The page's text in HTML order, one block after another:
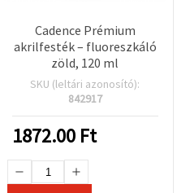
Cadence Prémium
akrilfesték – fluoreszkáló
zöld, 120 ml
SKU (leltári azonosító):
842917
1872.00 Ft